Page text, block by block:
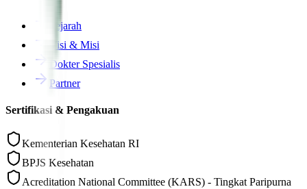
Sejarah
Visi & Misi
Dokter Spesialis
Partner
Sertifikasi & Pengakuan
Kementerian Kesehatan RI
BPJS Kesehatan
Acreditation National Committee (KARS) - Tingkat Paripurna